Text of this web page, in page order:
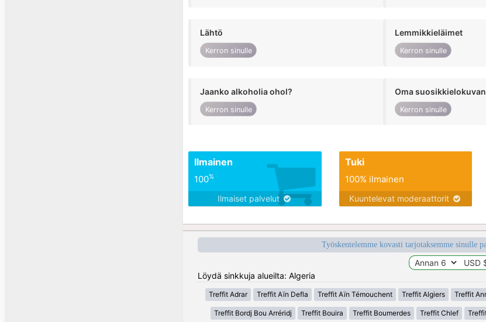
Lähtö
Kerron sinulle
Lemmikkieläimet
Kerron sinulle
Jaanko alkoholia ohol?
Kerron sinulle
Oma
Kerron sinulle
Ilmainen
100%
Ilmaiset palvelut
Tuki
100% ilmainen
Kuuntelevat moderaattorit
Työskentelemme kovasti tarjotaksemme sinulle
Löydä sinkkuja alueilta: Algeria
Treffit Adrar Treffit Aïn Defla Treffit Aïn Témouchent Treffit Algiers Treffit
Treffit Bordj Bou Arréridj Treffit Bouira Treffit Boumerdes Treffit Chlef